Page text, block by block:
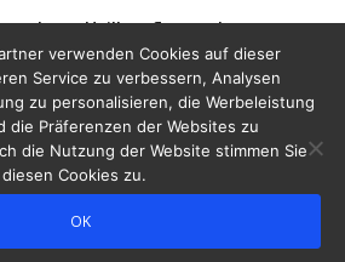
Heilberufler senden
Notruf
verwenden Cookies auf dieser
Service zu verbessern, Analysen
zu personalisieren, die Werbeleistung
die Präferenzen der Websites zu
die Nutzung der Website stimmen Sie
diesen Cookies zu.
OK